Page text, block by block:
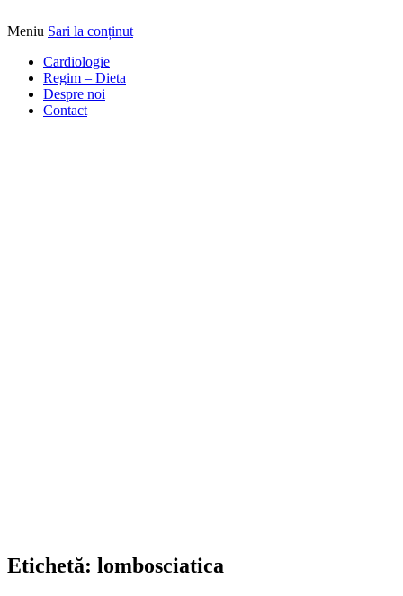
DrBendo.ro
Alimentatia sa iti fie medicatia
Meniu Sari la conținut
Cardiologie
Regim – Dieta
Despre noi
Contact
Etichetă: lombosciatica